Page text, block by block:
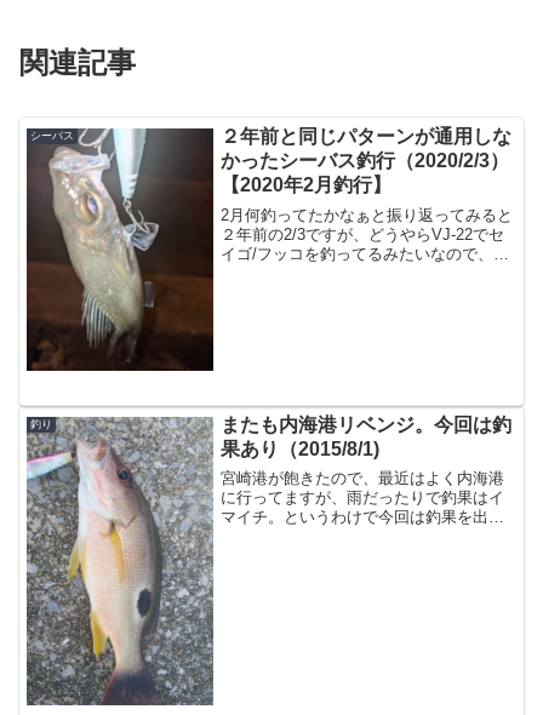
関連記事
シーバス
２年前と同じパターンが通用しな
かったシーバス釣行（2020/2/3）
【2020年2月釣行】
2月何釣ってたかなぁと振り返ってみると
２年前の2/3ですが、どうやらVJ-22でセ
イゴ/フッコを釣ってるみたいなので、
釣り
またも内海港リベンジ。今回は釣
果あり（2015/8/1)
宮崎港が飽きたので、最近はよく内海港
に行ってますが、雨だったりで釣果はイ
マイチ。というわけで今回は釣果を出す